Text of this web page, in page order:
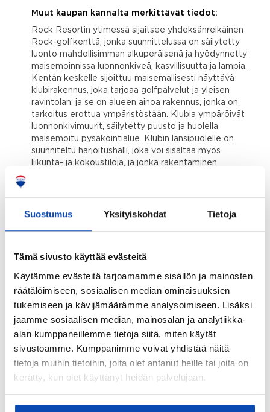
Suostumus Yksityiskohdat Tietoja
Tämä sivusto käyttää evästeitä
Käytämme evästeitä tarjoamamme sisällön ja mainosten
räätälöimiseen, sosiaalisen median ominaisuuksien
tukemiseen ja kävijämäärämme analysoimiseen. Lisäksi
jaamme sosiaalisen median, mainosalan ja analytiikka-
alan kumppaneillemme tietoja siitä, miten käytät
sivustoamme. Kumppanimme voivat yhdistää näitä
tietoja muihin tietoihin, joita olet antanut heille tai joita on
kerätty, kun olet käyttänyt heidän palvelujaan.
Muut kaupan kannalta merkittävät tiedot:
Rock Resortin ytimessä sijaitsee yhdeksänreikäinen
Rock-golfkenttä, jonka suunnittelussa on säilytetty
luonto mahdollisimman alkuperäisenä ja hyödynnetty
maisemoinnissa luonnonkiveä, kasvillisuutta ja lampia.
Kentän keskelle sijoittuu maisemallisesti näyttävä
klubirakennus, joka tarjoaa golfpalvelut ja yleisen
ravintolan, ja se on alueen ainoa rakennus, jonka on
tarkoitus erottua ympäristöstään. Klubia ympäröivät
luonnonkivimuurit, säilytetty puusto ja huolella
maisemoitu pysäköintialue. Klubin länsipuolelle on
suunniteltu harjoitushalli, joka voi sisältää myös
liikunta- ja kokoustiloja, ja jonka rakentaminen
alue aidataan ja maisemoidaan tiheällä kasvillisuudella,
joka toimii sekä näkösuojana että osana hulevesien
kokonaisuuden.
Kartta